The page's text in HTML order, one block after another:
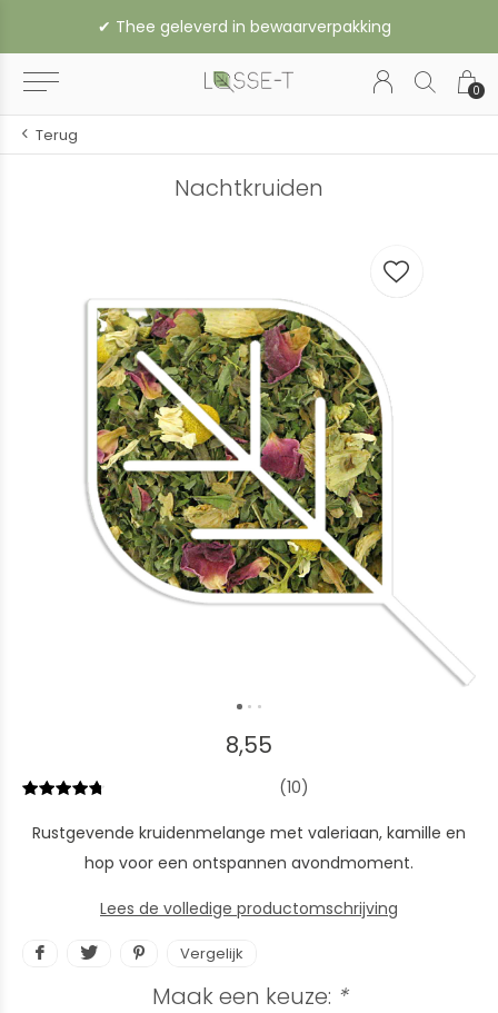
0
✔︎ Thee geleverd in bewaarverpakking
Terug
Nachtkruiden
8,55
(10)
Rustgevende kruidenmelange met valeriaan, kamille en
hop voor een ontspannen avondmoment.
Lees de volledige productomschrijving
Vergelijk
Maak een keuze: *